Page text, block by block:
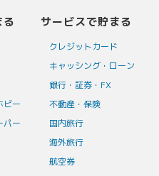
ビー
パー
サービスで貯まる
クレジットカード
キャッシング・ローン
銀行・証券・FX
不動産・保険
国内旅行
海外旅行
航空券